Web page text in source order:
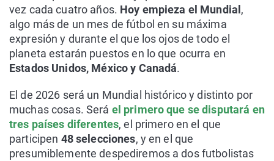
vez cada cuatro años. Hoy empieza el Mundial ,
algo más de un mes de fútbol en su máxima
expresión y durante el que los ojos de todo el
planeta estarán puestos en lo que ocurra en
Estados Unidos, México y Canadá.
El de 2026 será un Mundial histórico y distinto por
muchas cosas. Será el primero que se disputará en
tres países diferentes, el primero en el que
participen 48 selecciones, y en el que
presumiblemente despediremos a dos futbolistas